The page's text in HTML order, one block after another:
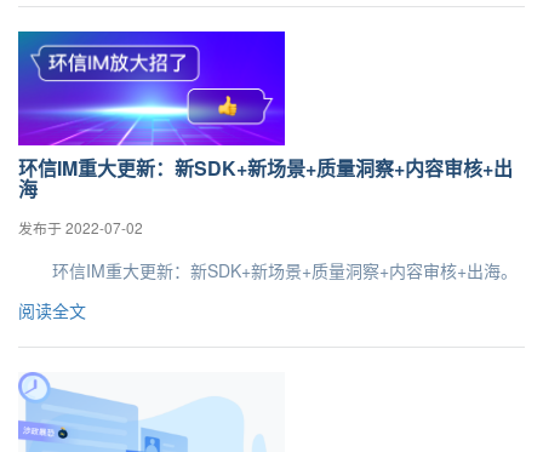
环信IM重大更新：新SDK+新场景+质量洞察+内容审核+出
海
发布于 2022-07-02
环信IM重大更新：新SDK+新场景+质量洞察+内容审核+出海。
阅读全文